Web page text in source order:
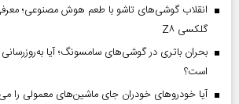
انقلاب گوشی‌های تاشو‌ با طعم هوش مصنوعی؛
گلکسی Z۸
است؟
آیا خودروهای خودران جای ماشین‌های معمولی را